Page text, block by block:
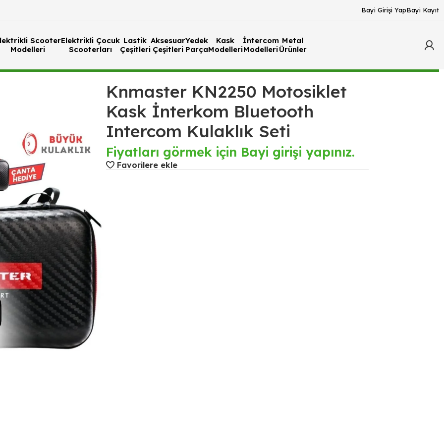
Bayi Girişi YapBayi Kayıt
Scooter
Modelleri
Elektrikli Çocuk
Scooterları
Lastik
Çeşitleri
Aksesuar
Çeşitleri
Yedek
Parça
Kask
Modelleri
İntercom
Modelleri
Metal
Ürünler
Knmaster KN2250 Motosiklet
Kask İnterkom Bluetooth
Intercom Kulaklık Seti
Fiyatları görmek için Bayi girişi yapınız.
Favorilere ekle